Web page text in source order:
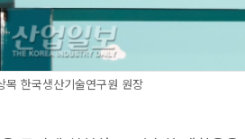
목 한국생산기술연구원 원장